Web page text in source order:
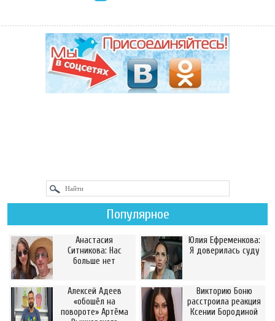
Популярное
Анастасия
Ситникова: Нас
больше нет
Юлия Ефременкова:
Я доверилась суду
Алексей Адеев
«обошёл на
повороте» Артёма
Викторию Боню
расстроила реакция
Ксении Бородиной